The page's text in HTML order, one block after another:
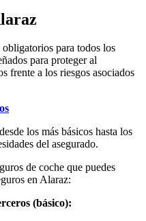
para todos los
para proteger al
frente a los riesgos asociados
los más básicos hasta los
del asegurado.
de coche que puedes
en Alaraz:
(básico):